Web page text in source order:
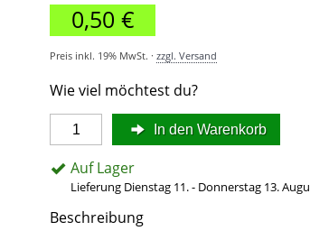
0,50 €
Preis inkl. 19% MwSt. · zzgl. Versand
Wie viel möchtest du?
In den Warenkorb
Auf Lager
Lieferung Dienstag 11. - Donnerstag 13.
Beschreibung